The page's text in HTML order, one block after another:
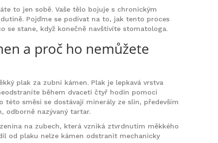
to jen sobě. Vaše tělo bojuje s chronickým
Pojďme se podívat na to, jak tento proces
se stane, když konečně navštívíte stomatologa.
a proč ho nemůžete
plak za zubní kámen. Plak je lepkavá vrstva
během dvaceti čtyř hodin pomocí
této směsi se dostávají minerály ze slin, především
odborně nazývaný tartar.
na zubech, která vzniká ztvrdnutím měkkého
od plaku nelze kámen odstranit mechanicky